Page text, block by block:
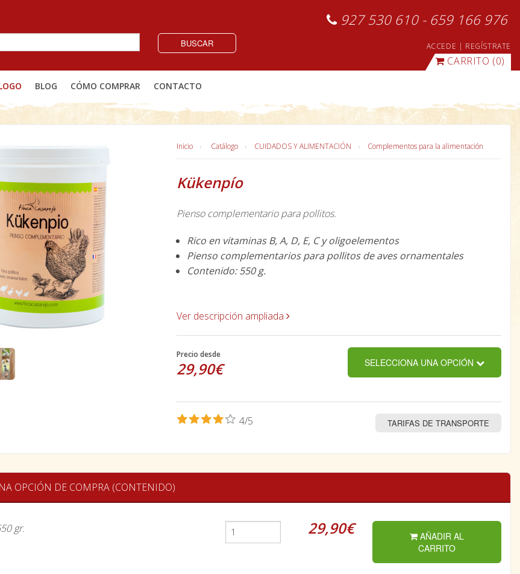
927 530 610 - 659 166 976
BUSCAR ACCEDE | REGÍSTRATE
CARRITO (0)
BLOG CÓMO COMPRAR CONTACTO
Inicio Catálogo CUIDADOS Y ALIMENTACIÓN Complementos para la alimentación
Kükenpío
Pienso complementario para pollitos.
Rico en vitaminas B, A, D, E, C y oligoelementos
Pienso complementarios para pollitos de aves ornamentales
Contenido: 550 g.
Ver descripción ampliada
Precio desde
29,90€ SELECCIONA UNA OPCIÓN
4/5 TARIFAS DE TRANSPORTE
OPCIÓN DE COMPRA (CONTENIDO)
gr. 29,90€
AÑADIR AL
CARRITO